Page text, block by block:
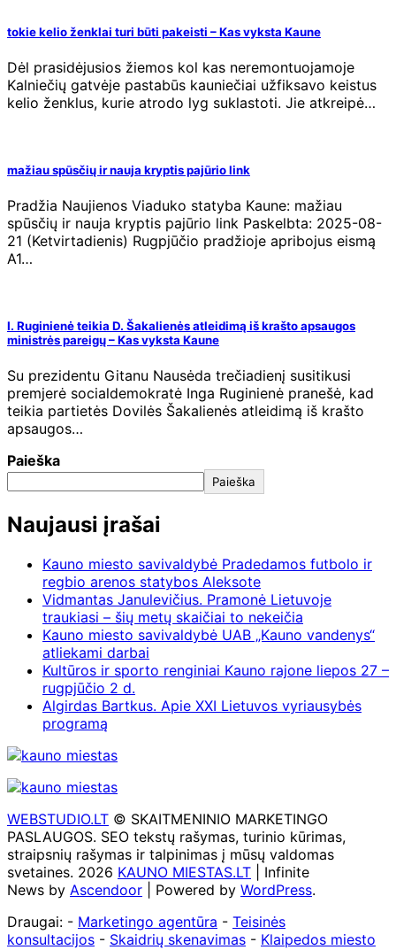
tokie kelio ženklai turi būti pakeisti – Kas vyksta Kaune
Dėl prasidėjusios žiemos kol kas neremontuojamoje
Kalniečių gatvėje pastabūs kauniečiai užfiksavo keistus
kelio ženklus, kurie atrodo lyg suklastoti. Jie atkreipė…
mažiau spūsčių ir nauja kryptis pajūrio link
Pradžia Naujienos Viaduko statyba Kaune: mažiau
spūsčių ir nauja kryptis pajūrio link Paskelbta: 2025-08-
21 (Ketvirtadienis) Rugpjūčio pradžioje apribojus eismą
A1…
I. Ruginienė teikia D. Šakalienės atleidimą iš krašto apsaugos
ministrės pareigų – Kas vyksta Kaune
Su prezidentu Gitanu Nausėda trečiadienį susitikusi
premjerė socialdemokratė Inga Ruginienė pranešė, kad
teikia partietės Dovilės Šakalienės atleidimą iš krašto
apsaugos…
Paieška
Paieška
Naujausi įrašai
Kauno miesto savivaldybė Pradedamos futbolo ir
regbio arenos statybos Aleksote
Vidmantas Janulevičius. Pramonė Lietuvoje
traukiasi – šių metų skaičiai to nekeičia
Kauno miesto savivaldybė UAB „Kauno vandenys“
atliekami darbai
Kultūros ir sporto renginiai Kauno rajone liepos 27 –
rugpjūčio 2 d.
Algirdas Bartkus. Apie XXI Lietuvos vyriausybės
programą
WEBSTUDIO.LT © SKAITMENINIO MARKETINGO
PASLAUGOS. SEO tekstų rašymas, turinio kūrimas,
straipsnių rašymas ir talpinimas į mūsų valdomas
svetaines. 2026 KAUNO MIESTAS.LT | Infinite
News by Ascendoor | Powered by WordPress.
Draugai: - Marketingo agentūra - Teisinės
konsultacijos - Skaidrių skenavimas - Klaipedos miesto